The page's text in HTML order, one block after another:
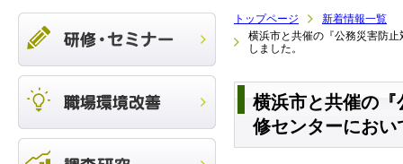
トップページ
新着情報一覧
横浜市と共催の『公務災害防
しました。
横浜市と共催の『
修センターにお